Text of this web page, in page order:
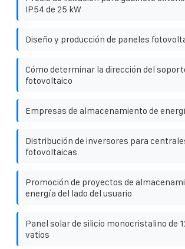
IP54 de 25 kW
Diseño y producción de paneles
Cómo determinar la dirección del
fotovoltaico
Empresas de almacenamiento de
Distribución de inversores para
fotovoltaicas
Promoción de proyectos de
energía del lado del usuario
Panel solar de silicio monocristalino de
vatios